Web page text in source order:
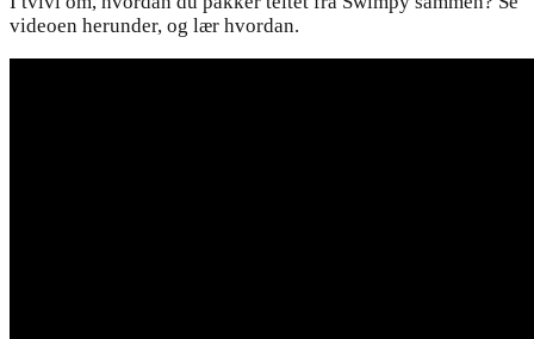
videoen herunder, og lær hvordan.